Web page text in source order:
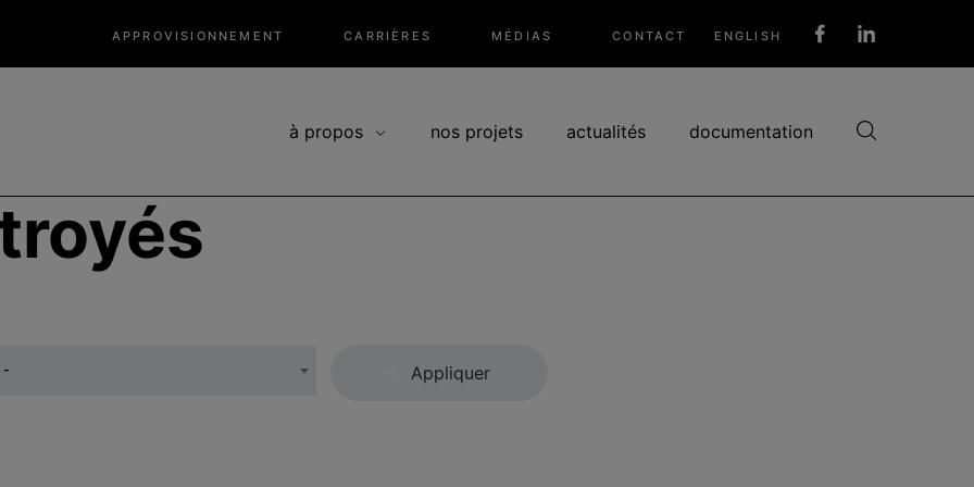
APPROVISIONNEMENT CARRIÈRES MÉDIAS CONTACT ENGLISH
Réseaux
à propos nos projets actualités documentation
- Appliquer